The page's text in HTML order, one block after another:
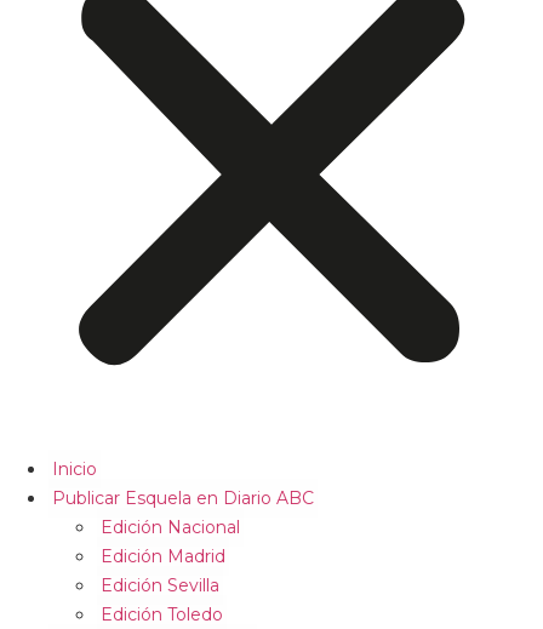
Inicio
Publicar Esquela en Diario ABC
Edición Nacional
Edición Madrid
Edición Sevilla
Edición Toledo